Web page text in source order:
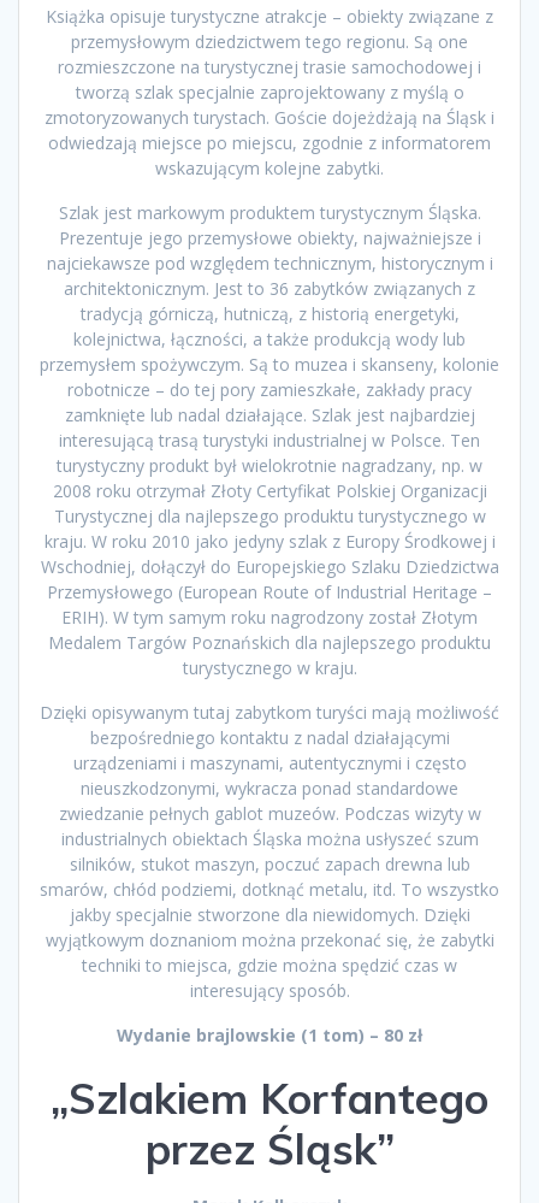
Książka opisuje turystyczne atrakcje – obiekty związane z
przemysłowym dziedzictwem tego regionu. Są one
rozmieszczone na turystycznej trasie samochodowej i
tworzą szlak specjalnie zaprojektowany z myślą o
zmotoryzowanych turystach. Goście dojeżdżają na Śląsk i
odwiedzają miejsce po miejscu, zgodnie z informatorem
wskazującym kolejne zabytki.
Szlak jest markowym produktem turystycznym Śląska.
Prezentuje jego przemysłowe obiekty, najważniejsze i
najciekawsze pod względem technicznym, historycznym i
architektonicznym. Jest to 36 zabytków związanych z
tradycją górniczą, hutniczą, z historią energetyki,
kolejnictwa, łączności, a także produkcją wody lub
przemysłem spożywczym. Są to muzea i skanseny, kolonie
robotnicze – do tej pory zamieszkałe, zakłady pracy
zamknięte lub nadal działające. Szlak jest najbardziej
interesującą trasą turystyki industrialnej w Polsce. Ten
turystyczny produkt był wielokrotnie nagradzany, np. w
2008 roku otrzymał Złoty Certyfikat Polskiej Organizacji
Turystycznej dla najlepszego produktu turystycznego w
kraju. W roku 2010 jako jedyny szlak z Europy Środkowej i
Wschodniej, dołączył do Europejskiego Szlaku Dziedzictwa
Przemysłowego (European Route of Industrial Heritage –
ERIH). W tym samym roku nagrodzony został Złotym
Medalem Targów Poznańskich dla najlepszego produktu
turystycznego w kraju.
Dzięki opisywanym tutaj zabytkom turyści mają możliwość
bezpośredniego kontaktu z nadal działającymi
urządzeniami i maszynami, autentycznymi i często
nieuszkodzonymi, wykracza ponad standardowe
zwiedzanie pełnych gablot muzeów. Podczas wizyty w
industrialnych obiektach Śląska można usłyszeć szum
silników, stukot maszyn, poczuć zapach drewna lub
smarów, chłód podziemi, dotknąć metalu, itd. To wszystko
jakby specjalnie stworzone dla niewidomych. Dzięki
wyjątkowym doznaniom można przekonać się, że zabytki
techniki to miejsca, gdzie można spędzić czas w
interesujący sposób.
Wydanie brajlowskie (1 tom) – 80 zł
„Szlakiem Korfantego
przez Śląsk”